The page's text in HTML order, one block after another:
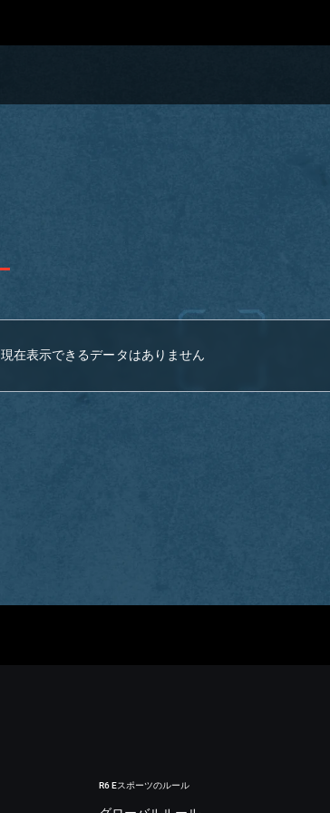
現在表示できるデータはありません
R6 Eスポーツのルール